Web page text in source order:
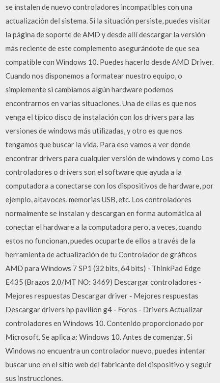
se instalen de nuevo controladores incompatibles con una
actualización del sistema. Si la situación persiste, puedes visitar
la página de soporte de AMD y desde allí descargar la versión
más reciente de este complemento asegurándote de que sea
compatible con Windows 10. Puedes hacerlo desde AMD Driver.
Cuando nos disponemos a formatear nuestro equipo, o
simplemente si cambiamos algún hardware podemos
encontrarnos en varias situaciones. Una de ellas es que nos
venga el típico disco de instalación con los drivers para las
versiones de windows más utilizadas, y otro es que nos
tengamos que buscar la vida. Para eso vamos a ver donde
encontrar drivers para cualquier versión de windows y como Los
controladores o drivers son el software que ayuda a la
computadora a conectarse con los dispositivos de hardware, por
ejemplo, altavoces, memorias USB, etc. Los controladores
normalmente se instalan y descargan en forma automática al
conectar el hardware a la computadora pero, a veces, cuando
estos no funcionan, puedes ocuparte de ellos a través de la
herramienta de actualización de tu Controlador de gráficos
AMD para Windows 7 SP1 (32 bits, 64 bits) - ThinkPad Edge
E435 (Brazos 2.0/MT NO: 3469) Descargar controladores -
Mejores respuestas Descargar driver - Mejores respuestas
Descargar drivers hp pavilion g4 - Foros - Drivers Actualizar
controladores en Windows 10. Contenido proporcionado por
Microsoft. Se aplica a: Windows 10. Antes de comenzar. Si
Windows no encuentra un controlador nuevo, puedes intentar
buscar uno en el sitio web del fabricante del dispositivo y seguir
sus instrucciones.